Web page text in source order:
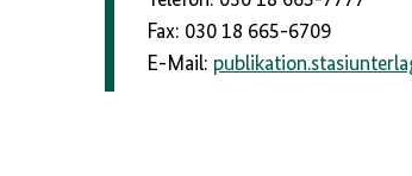
Fax: 030 18 665-6709
E-Mail: